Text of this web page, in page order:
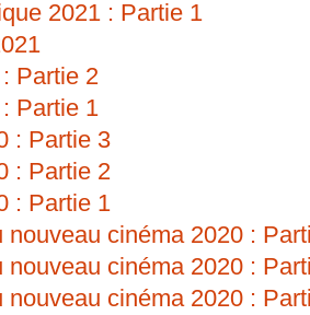
2021 : Partie 1
Partie 2
Partie 1
: Partie 3
: Partie 2
: Partie 1
nouveau cinéma 2020 :
nouveau cinéma 2020 :
nouveau cinéma 2020 :